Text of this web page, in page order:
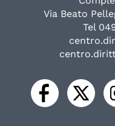
Via Beato
Tel